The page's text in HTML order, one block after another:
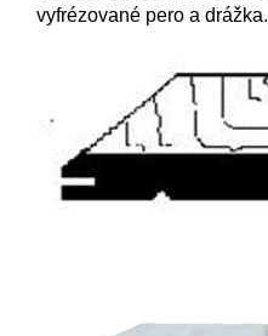
vyfrézované pero a drážka.